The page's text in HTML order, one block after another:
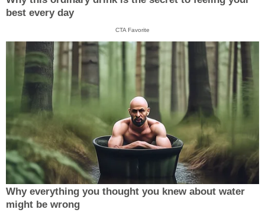
best every day
CTA Favorite
Why everything you thought you knew about water
might be wrong